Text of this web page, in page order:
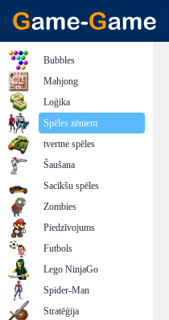
Bubbles
Mahjong
Loģika
Spēles zēniem
tvertne spēles
Šaušana
Sacīkšu spēles
Zombies
Piedzīvojums
Futbols
Lego NinjaGo
Spider-Man
Stratēģija